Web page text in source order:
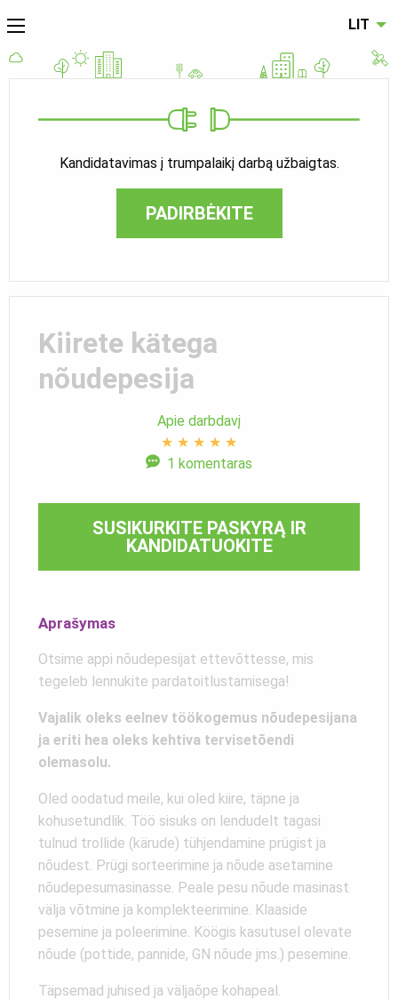
LIT
Kandidatavimas į trumpalaikį darbą užbaigtas.
PADIRBĖKITE
Kiirete kätega
nõudepesija
Apie darbdavį
★ ★ ★ ★ ★
1 komentaras
SUSIKURKITE PASKYRĄ IR
KANDIDATUOKITE
Aprašymas
Otsime appi nõudepesijat ettevõttesse, mis
tegeleb lennukite pardatoitlustamisega!
Vajalik oleks eelnev töökogemus nõudepesijana
ja eriti hea oleks kehtiva tervisetõendi
olemasolu.
Oled oodatud meile, kui oled kiire, täpne ja
kohusetundlik. Töö sisuks on lendudelt tagasi
tulnud trollide (kärude) tühjendamine prügist ja
nõudest. Prügi sorteerimine ja nõude asetamine
nõudepesumasinasse. Peale pesu nõude masinast
välja võtmine ja komplekteerimine. Klaaside
pesemine ja poleerimine. Köögis kasutusel olevate
nõude (pottide, pannide, GN nõude jms.) pesemine.
Täpsemad juhised ja väljaõpe kohapeal.